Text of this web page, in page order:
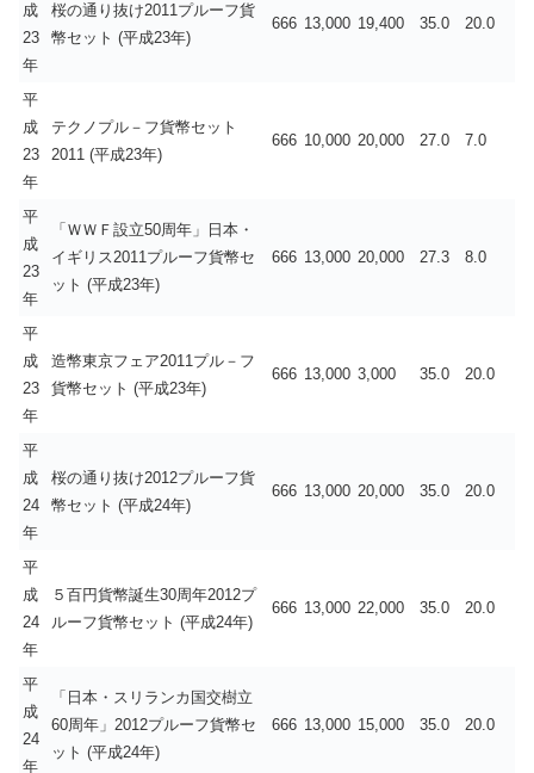
成
23
年
桜の通り抜け2011プルーフ貨
幣セット (平成23年)
666 13,000 19,400 35.0 20.0
平
成
23
年
テクノプル－フ貨幣セット
2011 (平成23年)
666 10,000 20,000 27.0 7.0
平
成
23
年
「ＷＷＦ設立50周年」日本・
イギリス2011プルーフ貨幣セ
ット (平成23年)
666 13,000 20,000 27.3 8.0
平
成
23
年
造幣東京フェア2011プル－フ
貨幣セット (平成23年)
666 13,000 3,000 35.0 20.0
平
成
24
年
桜の通り抜け2012プルーフ貨
幣セット (平成24年)
666 13,000 20,000 35.0 20.0
平
成
24
年
５百円貨幣誕生30周年2012プ
ルーフ貨幣セット (平成24年)
666 13,000 22,000 35.0 20.0
平
成
24
年
「日本・スリランカ国交樹立
60周年」2012プルーフ貨幣セ
ット (平成24年)
666 13,000 15,000 35.0 20.0